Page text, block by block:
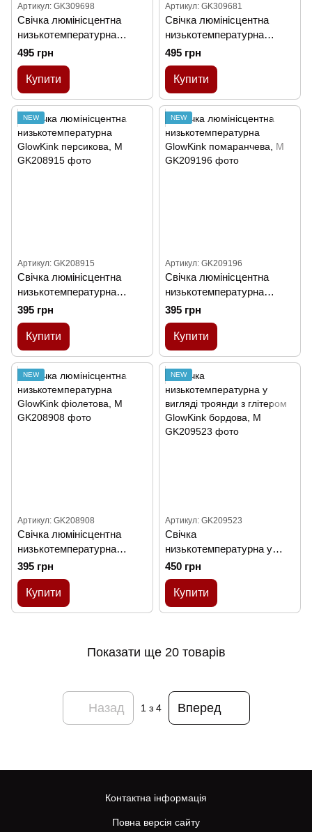
Артикул: GK309698
Cвiчка люмінісцентна
низькотемпературна
GlowKink салатова, L
495 грн
Купити
Артикул: GK309681
Cвiчка люмінісцентна
низькотемпературна
GlowKink рожева, L
495 грн
Купити
NEW
Артикул: GK208915
Cвiчка люмінісцентна
низькотемпературна
GlowKink персикова, М
395 грн
Купити
NEW
Артикул: GK209196
Cвiчка люмінісцентна
низькотемпературна
GlowKink помаранчева, М
395 грн
Купити
NEW
Артикул: GK208908
Cвiчка люмінісцентна
низькотемпературна
GlowKink фіолетова, М
395 грн
Купити
NEW
Артикул: GK209523
Свічка
низькотемпературна у
вигляді троянди з глітером
GlowKink бордова, М
450 грн
Купити
Показати ще 20 товарів
Назад 1з 4 Вперед
Контактна інформація
Повна версія сайту